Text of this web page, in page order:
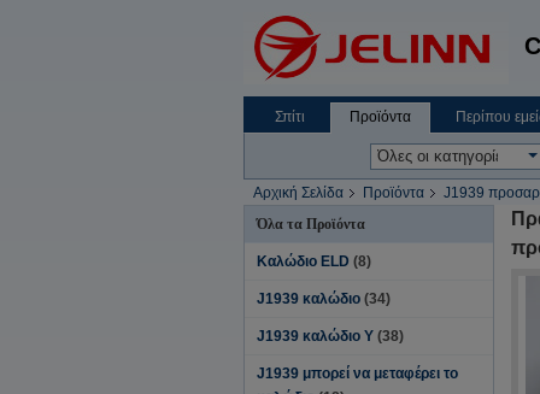
Σπίτι Προϊόντα Περίπου
Αρχική Σελίδα Προϊόντα J1939
Όλα τα Προϊόντα
Καλώδιο ELD (8)
J1939 καλώδιο (34)
J1939 καλώδιο Υ (38)
J1939 μπορεί να μεταφέρει το